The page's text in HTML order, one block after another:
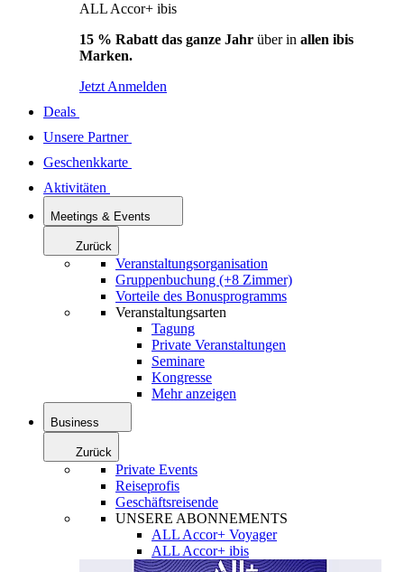
ALL Accor+ ibis
15 % Rabatt das ganze Jahr über in allen ibis
Marken.
Jetzt Anmelden
Deals
Unsere Partner
Geschenkkarte
Aktivitäten
Meetings & Events
Zurück
Veranstaltungsorganisation
Gruppenbuchung (+8 Zimmer)
Vorteile des Bonusprogramms
Veranstaltungsarten
Tagung
Private Veranstaltungen
Seminare
Kongresse
Mehr anzeigen
Business
Zurück
Private Events
Reiseprofis
Geschäftsreisende
UNSERE ABONNEMENTS
ALL Accor+ Voyager
ALL Accor+ ibis